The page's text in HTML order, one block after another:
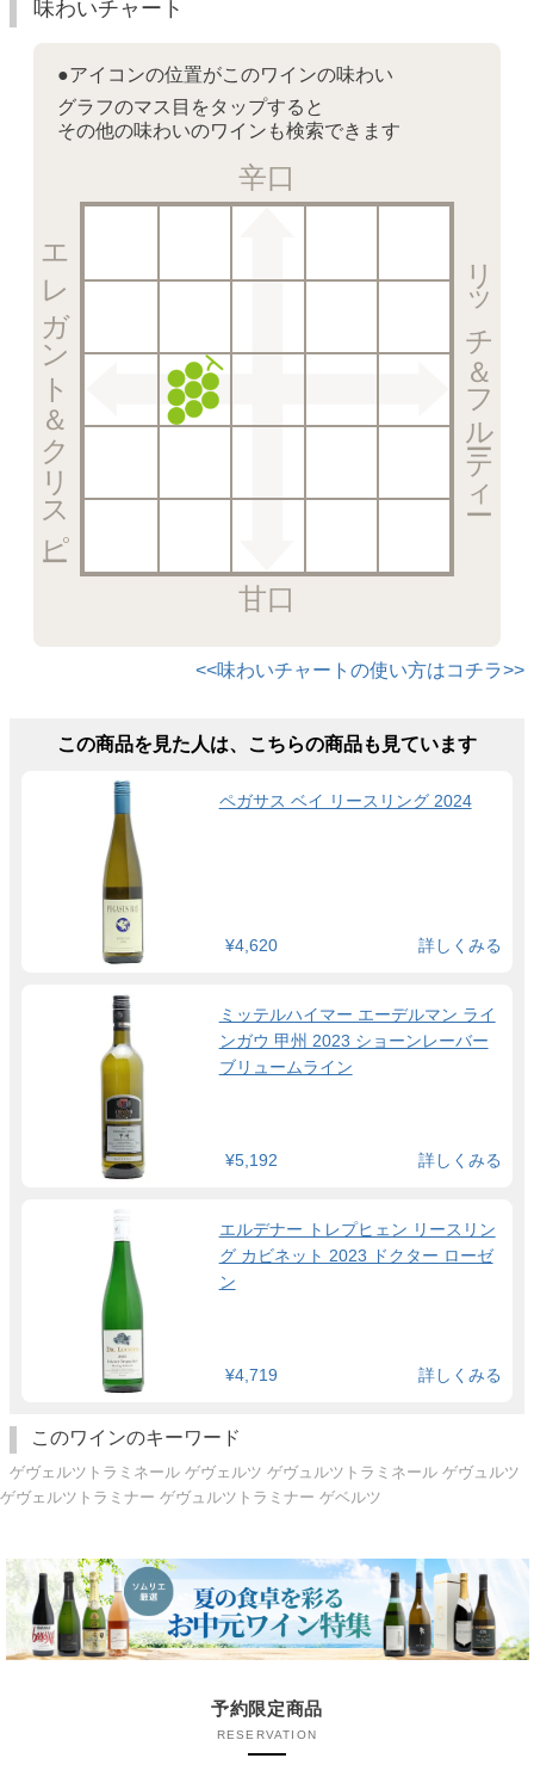
味わいチャート
●アイコンの位置がこのワインの味わい
グラフのマス目をタップすると
その他の味わいのワインも検索できます
辛口
リッチ＆フルーティー
甘口
エレガント＆クリスピー
<<味わいチャートの使い方はコチラ>>
この商品を見た人は、こちらの商品も見ています
ペガサス ベイ リースリング 2024
¥4,620 詳しくみる
ミッテルハイマー エーデルマン ライ
ンガウ 甲州 2023 ショーンレーバー
ブリュームライン
¥5,192 詳しくみる
エルデナー トレプヒェン リースリン
グ カビネット 2023 ドクター ローゼ
ン
¥4,719 詳しくみる
このワインのキーワード
ゲヴェルツトラミネール ゲヴェルツ ゲヴュルツトラミネール ゲヴュルツ
ゲヴェルツトラミナー ゲヴュルツトラミナー ゲベルツ
予約限定商品
RESERVATION